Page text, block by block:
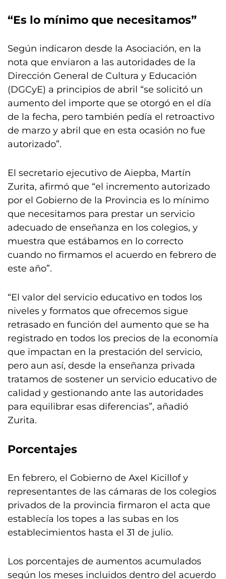
“Es lo mínimo que necesitamos”
Según indicaron desde la Asociación, en la
nota que enviaron a las autoridades de la
Dirección General de Cultura y Educación
(DGCyE) a principios de abril “se solicitó un
aumento del importe que se otorgó en el día
de la fecha, pero también pedía el retroactivo
de marzo y abril que en esta ocasión no fue
autorizado”.
El secretario ejecutivo de Aiepba, Martín
Zurita, afirmó que “el incremento autorizado
por el Gobierno de la Provincia es lo mínimo
que necesitamos para prestar un servicio
adecuado de enseñanza en los colegios, y
muestra que estábamos en lo correcto
cuando no firmamos el acuerdo en febrero de
este año”.
“El valor del servicio educativo en todos los
niveles y formatos que ofrecemos sigue
retrasado en función del aumento que se ha
registrado en todos los precios de la economía
que impactan en la prestación del servicio,
pero aun así, desde la enseñanza privada
tratamos de sostener un servicio educativo de
calidad y gestionando ante las autoridades
para equilibrar esas diferencias”, añadió
Zurita.
Porcentajes
En febrero, el Gobierno de Axel Kicillof y
representantes de las cámaras de los colegios
privados de la provincia firmaron el acta que
establecía los topes a las subas en los
establecimientos hasta el 31 de julio.
Los porcentajes de aumentos acumulados
según los meses incluidos dentro del acuerdo